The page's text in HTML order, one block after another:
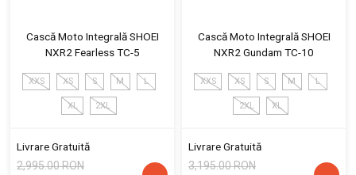
Cască Moto Integrală SHOEI
NXR2 Fearless TC-5
XXS XS S M L
XL 2XL
Livrare Gratuită
2,995.00 RON
Cască Moto Integrală SHOEI
NXR2 Gundam TC-10
XXS XS S M L
2XL XL
Livrare Gratuită
3,195.00 RON